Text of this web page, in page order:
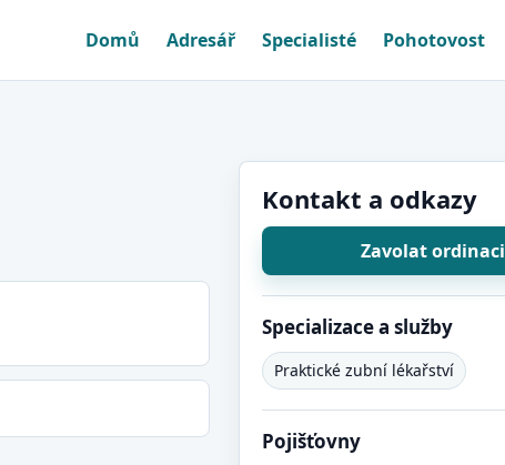
Domů Adresář Specialisté Pohotovost
Kontakt a odkazy
Zavolat ordinaci
Specializace a služby
Praktické zubní lékařství
Pojišťovny